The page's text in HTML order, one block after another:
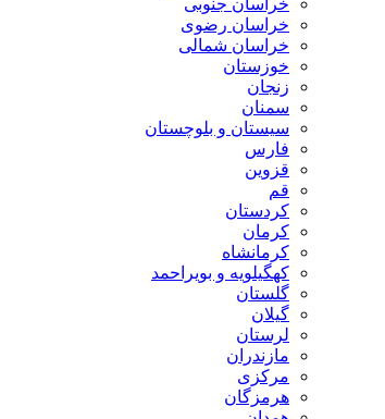
خراسان رضوی
خراسان شمالی
خوزستان
زنجان
سمنان
سیستان و بلوچستان
فارس
قزوین
قم
کردستان
کرمان
کرمانشاه
کهگیلویه و بویراحمد
گلستان
گیلان
لرستان
مازندران
مرکزی
هرمزگان